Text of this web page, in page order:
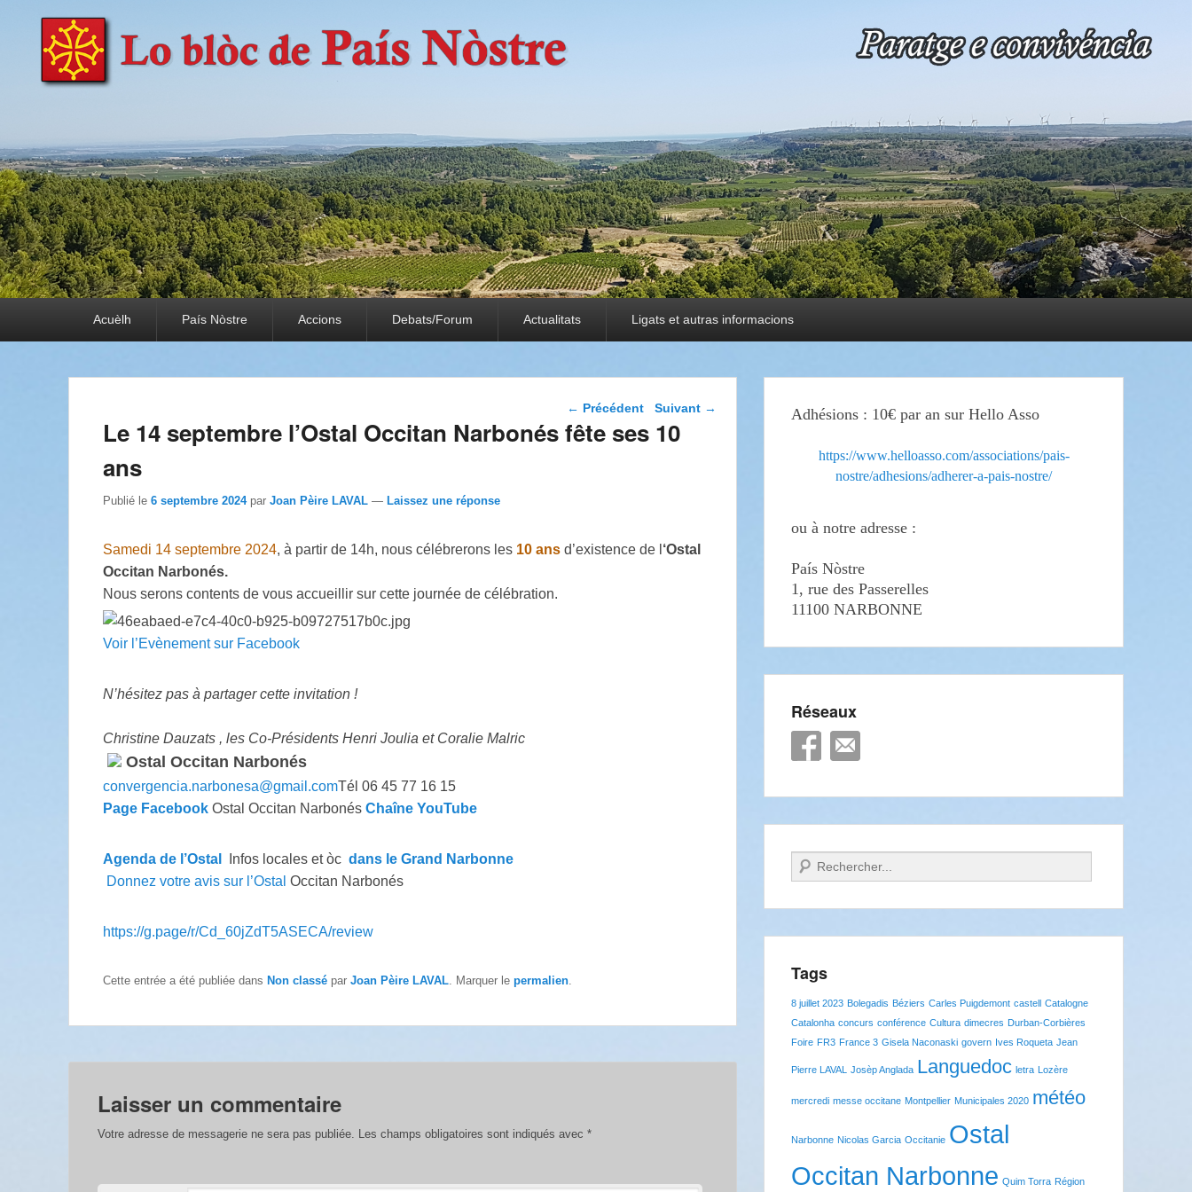
País Nòstre
Paratge e Convivència
Acuèlh País Nòstre Accions Debats/Forum Actualitats Ligats et autras informacions
Navigation dans les
articles
← Précédent Suivant →
Le 14 septembre l’Ostal Occitan Narbonés fête ses 10
ans
Publié le 6 septembre 2024 par Joan Pèire LAVAL — Laissez une réponse
Samedi 14 septembre 2024, à partir de 14h, nous célébrerons les 10 ans d’existence de l ‘Ostal
Occitan Narbonés.
Nous serons contents de vous accueillir sur cette journée de célébration.
Voir l’Evènement sur Facebook
N’hésitez pas à partager cette invitation !
Christine Dauzats , les Co-Présidents Henri Joulia et Coralie Malric
Ostal Occitan Narbonés
convergencia.narbonesa@gmail.comTél 06 45 77 16 15
Page Facebook Ostal Occitan Narbonés Chaîne YouTube
Agenda de l’Ostal Infos locales et òc dans le Grand Narbonne
Donnez votre avis sur l’Ostal Occitan Narbonés
https://g.page/r/Cd_60jZdT5ASECA/review
Cette entrée a été publiée dans Non classé par Joan Pèire LAVAL . Marquer le permalien
Laisser un commentaire
Votre adresse de messagerie ne sera pas publiée. Les champs obligatoires sont indiqués avec *
Adhésions : 10€ par an sur Hello Asso
https://www.helloasso.com/associations/pais-
nostre/adhesions/adherer-a-pais-nostre/
ou à notre adresse :
País Nòstre
1, rue des Passerelles
11100 NARBONNE
Réseaux
Recherche
Tags
8 juillet 2023 Bolegadis Béziers Carles Puigdemont castell Catalogne
Catalonha concurs conférence Cultura dimecres Durban-Corbières
Foire FR3 France 3 Gisela Naconaski govern Ives Roqueta Jean
Pierre LAVAL Josèp Anglada Languedoc letra Lozère
mercredi messe occitane Montpellier Municipales 2020 météo
Narbonne Nicolas Garcia Occitanie Ostal
Occitan Narbonne Quim Torra Région